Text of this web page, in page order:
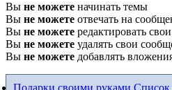
Вы не можете начинать темы
Вы не можете отвечать на
Вы не можете редактировать
Вы не можете удалять свои
Вы не можете добавлять
Подарки своими руками Список